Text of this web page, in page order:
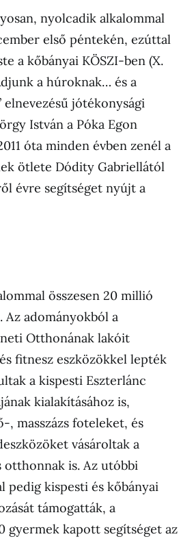
nyolcadik alkalommal
első péntekén, ezúttal
a kőbányai KÖSZI-ben (X.
a húroknak… és a
elnevezésű jótékonysági
István a Póka Egon
óta minden évben zenél a
ötlete Dódity Gabriellától
évre segítséget nyújt a
összesen 20 millió
adományokból a
Otthonának lakóit
fitnesz eszközökkel lepték
a kispesti Eszterlánc
kialakításához is,
, masszázs foteleket, és
vásároltak a
otthonnak is. Az utóbbi
pedig kispesti és kőbányai
támogatták, a
gyermek kapott segítséget az